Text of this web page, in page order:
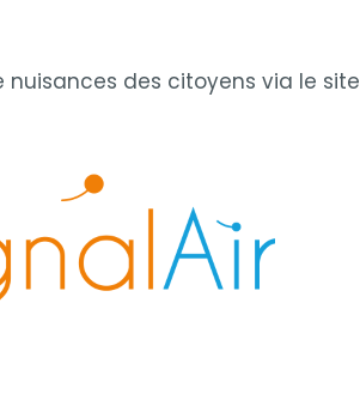
des citoyens via le site